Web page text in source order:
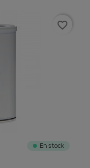
En stock
favorite_border